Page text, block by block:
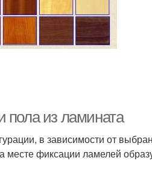
пола из ламината
в зависимости от
фиксации ламелей